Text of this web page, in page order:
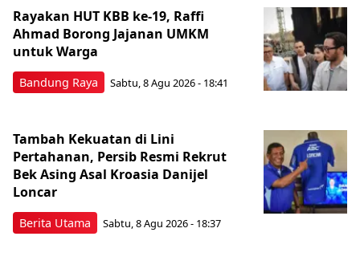
Bandung Raya
Rayakan HUT KBB ke-19, Raffi
Ahmad Borong Jajanan UMKM
untuk Warga
Sabtu, 8 Agu 2026 - 18:41
Berita Utama
Tambah Kekuatan di Lini
Pertahanan, Persib Resmi Rekrut
Bek Asing Asal Kroasia Danijel
Loncar
Sabtu, 8 Agu 2026 - 18:37